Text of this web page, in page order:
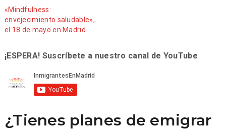
«Mindfulness:
envejecimiento saludable»,
el 18 de mayo en Madrid
¡ESPERA! Suscríbete a nuestro canal de YouTube
¿Tienes planes de emigrar